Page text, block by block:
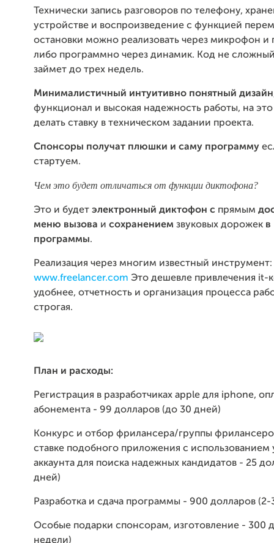
Технически запись разговоров по телефону,
устройстве и воспроизведение с функцией
остановки можно реализовать через микрофон и
либо программно через динамик. Код не
займет до трех недель.
Минималистичный интуитивно понятный
функционал и высокая надежность работы, на
делать ставку в техническом задании проекта.
Спонсоры получат плюшки и саму программу
стартуем.
Чем это будет отличаться от функции диктофона?
Это и будет электронный диктофон с прямым
меню вызова и сохранением звуковых дорожек в
программы.
Реализация через многим известный инструмент:
www.freelancer.com Это дешевле привлечения it-
удобнее, отчетность и организация процесса
строгая.
План и расходы:
Регистрация в разработчиках apple для iphone,
абонемента - 99 долларов (до 30 дней)
Конкурс и отбор фрилансера/группы
ставке подобного приложения с использованием
аккаунта для поиска надежных кандидатов - 25
дней)
Разработка и сдача программы - 900 долларов
Особые подарки спонсорам, изготовление - 300
недели)